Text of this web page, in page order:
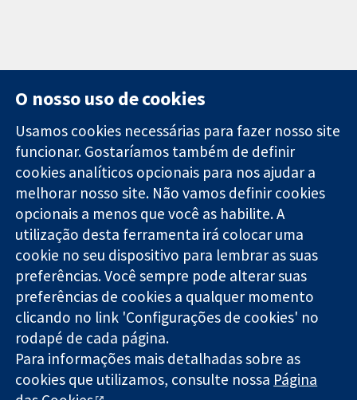
Evidências
confiáveis.
Decisões
informadas.
Melhor saúde.
11-13 Cavendish
Square
Londres
W1G 0AN
Reino Unido
Contato
Notícias
Assessoria de
imprensa
Sobre nós
Cochrane
Library
A Cochrane Collaboration é uma organização sem fins lucrativos
(caridade nº 1045921) e uma empresa limitada por garantia (nº
03044323) registrada na Inglaterra e no País de Gales.
O nosso uso de cookies
Usamos cookies necessárias para fazer nosso site
funcionar. Gostaríamos também de definir
cookies analíticos opcionais para nos ajudar a
melhorar nosso site. Não vamos definir cookies
opcionais a menos que você as habilite. A
utilização desta ferramenta irá colocar uma
cookie no seu dispositivo para lembrar as suas
preferências. Você sempre pode alterar suas
preferências de cookies a qualquer momento
clicando no link 'Configurações de cookies' no
rodapé de cada página.
Para informações mais detalhadas sobre as
cookies que utilizamos, consulte nossa Página